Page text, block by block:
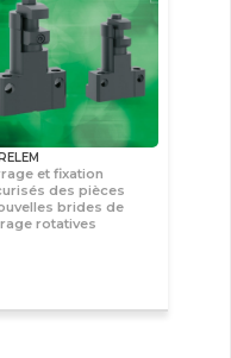
et fixation
des pièces
brides de
rotatives